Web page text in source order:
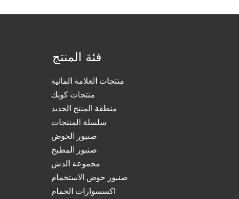
فئة المنتج
منتجات العلامة المائية
منتجات كوبك
منطقة المنتج الجديد
سلسلة المنتجات
صنبور الحوض
صنبور المطبخ
مجموعة الدش
صنبور حوض الاستحمام
اكسسوارات الحمام